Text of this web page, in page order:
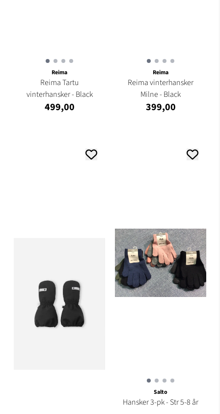
Reima
Reima Tartu
vinterhansker - Black
499,00
Reima
Reima vinterhansker
Milne - Black
399,00
Salto
Hansker 3-pk - Str 5-8 år